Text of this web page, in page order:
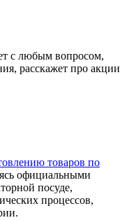
с любым вопросом,
расскажет про акции
товаров по
официальными
посуде,
процессов,